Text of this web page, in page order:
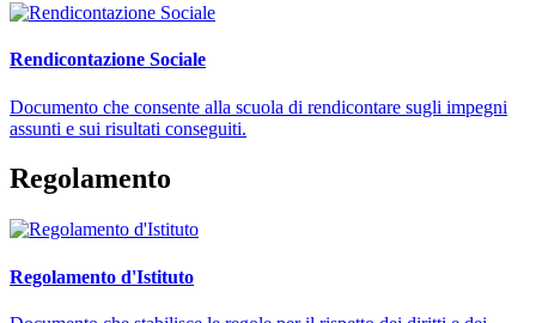
Rendicontazione Sociale
Documento che consente alla scuola di rendicontare sugli impegni
assunti e sui risultati conseguiti.
Regolamento
Regolamento d'Istituto